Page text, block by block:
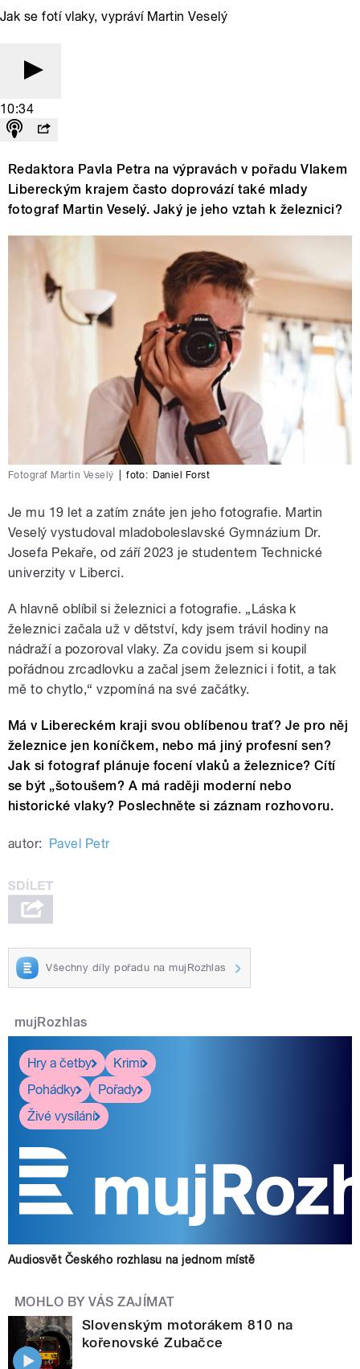
Jak se fotí vlaky, vypráví Martin Veselý
10:34
Redaktora Pavla Petra na výpravách v pořadu Vlakem
Libereckým krajem často doprovází také mlady
fotograf Martin Veselý. Jaký je jeho vztah k železnici?
Fotograf Martin Veselý foto: Daniel Forst
Je mu 19 let a zatím znáte jen jeho fotografie. Martin
Veselý vystudoval mladoboleslavské Gymnázium Dr.
Josefa Pekaře, od září 2023 je studentem Technické
univerzity v Liberci.
A hlavně oblíbil si železnici a fotografie. „Láska k
železnici začala už v dětství, kdy jsem trávil hodiny na
nádraží a pozoroval vlaky. Za covidu jsem si koupil
pořádnou zrcadlovku a začal jsem železnici i fotit, a tak
mě to chytlo,“ vzpomíná na své začátky.
Má v Libereckém kraji svou oblíbenou trať? Je pro něj
železnice jen koníčkem, nebo má jiný profesní sen?
Jak si fotograf plánuje focení vlaků a železnice? Cítí
se být „šotoušem? A má raději moderní nebo
historické vlaky? Poslechněte si záznam rozhovoru.
autor: Pavel Petr
Všechny díly pořadu na mujRozhlas
mujRozhlas
Hry a četby
Krimi
Pohádky
Pořady
Živé vysílání
Audiosvět Českého rozhlasu na jednom místě
MOHLO BY VÁS ZAJÍMAT
Slovenským motorákem 810 na
kořenovské Zubačce